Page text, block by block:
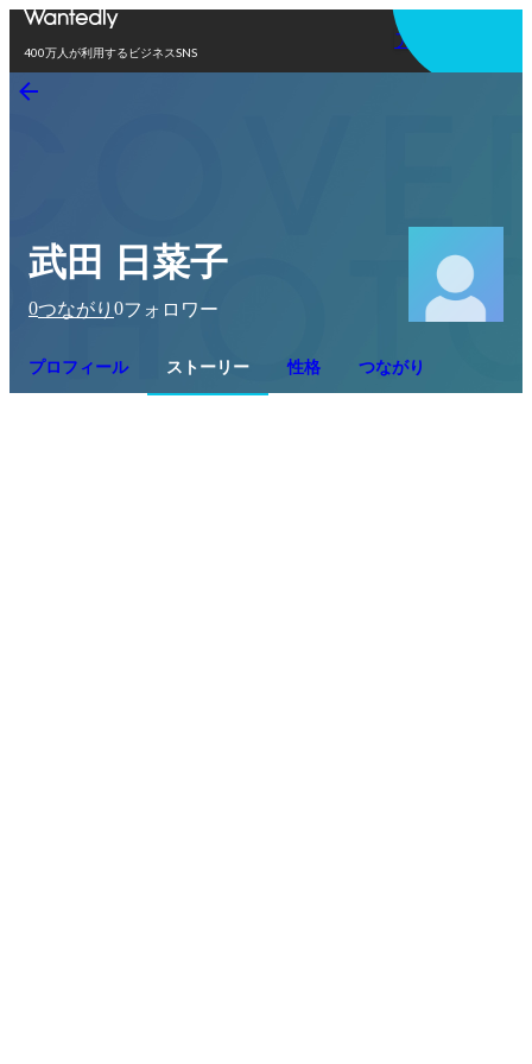
400万人が利用するビジネスSNS
アプリを使う
武田 日菜子
0つながり 0フォロワー
プロフィール ストーリー 性格 つながり